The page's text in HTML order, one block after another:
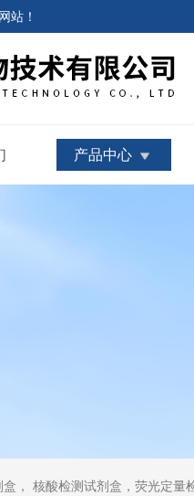
站 ！
产品中心
盒，酶活性检测试剂盒，ELISA试剂盒，酶联免疫检测试剂盒，试剂盒，ELISA试剂盒，抗体，重组蛋白，分光